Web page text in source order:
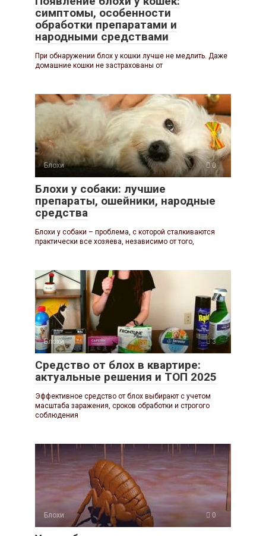
симптомы, особенности
обработки препаратами и
народными средствами
При обнаружении блох у кошки лучше не медлить. Даже
домашние кошки не застрахованы от
Блохи 0
Блохи у собаки: лучшие
препараты, ошейники, народные
средства
Блохи у собаки – проблема, с которой сталкиваются
практически все хозяева, независимо от того,
Блохи 3
Средство от блох в квартире:
актуальные решения и ТОП 2025
Эффективное средство от блох выбирают с учетом
масштаба заражения, сроков обработки и строгого
соблюдения
Блохи 0